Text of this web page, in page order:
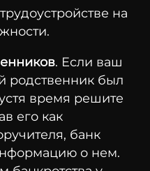
на
. Если ваш
родственник был
время решите
его как
банк
о нем.